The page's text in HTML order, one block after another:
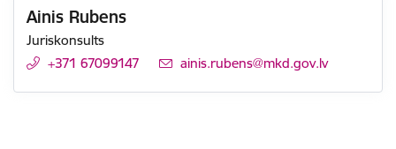
Ainis Rubens
Juriskonsults
+371 67099147
E-pasts:
ainis.rubens@mkd.gov.lv